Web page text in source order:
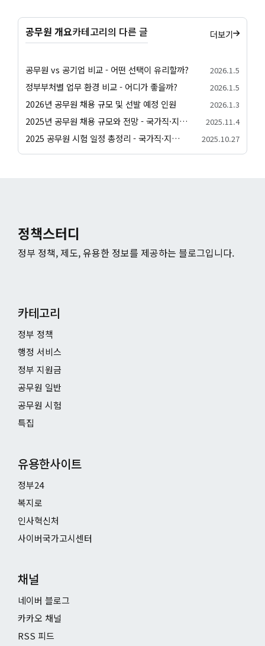
공무원 개요카테고리의 다른 글 더보기
공무원 vs 공기업 비교 - 어떤 선택이 유리할까? 2026.1.5
정부부처별 업무 환경 비교 - 어디가 좋을까? 2026.1.5
2026년 공무원 채용 규모 및 선발 예정 인원 2026.1.3
2025년 공무원 채용 규모와 전망 - 국가직·지방직 선발 인원 안내 2025.11.4
2025 공무원 시험 일정 총정리 - 국가직·지방직 2025.10.27
정책스터디
정부 정책, 제도, 유용한 정보를 제공하는 블로그입니다.
카테고리
정부 정책
행정 서비스
정부 지원금
공무원 일반
공무원 시험
특집
유용한사이트
정부24
복지로
인사혁신처
사이버국가고시센터
채널
네이버 블로그
카카오 채널
RSS 피드